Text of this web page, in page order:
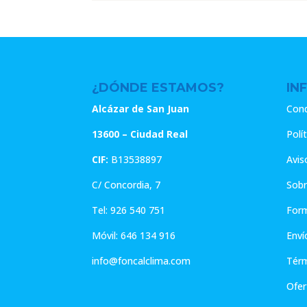
¿DÓNDE ESTAMOS?
Alcázar de San Juan
13600 – Ciudad Real
CIF: B13538897
C/ Concordia, 7
Tel:926 540 751
Móvil:646 134 916
info@foncalclima.com